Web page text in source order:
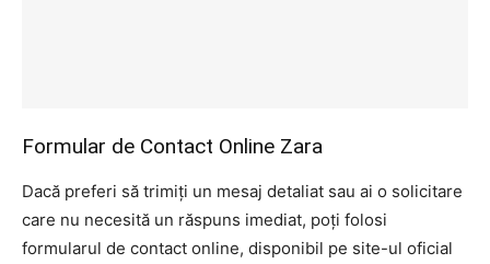
Formular de Contact Online Zara
Dacă preferi să trimiți un mesaj detaliat sau ai o solicitare
care nu necesită un răspuns imediat, poți folosi
formularul de contact online, disponibil pe site-ul oficial